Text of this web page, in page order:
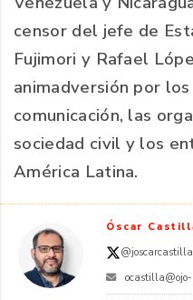
censor del jefe de
Fujimori y Rafael
animadversión por
comunicación, las
sociedad civil y los
América Latina.
Óscar
@joscarcastilla